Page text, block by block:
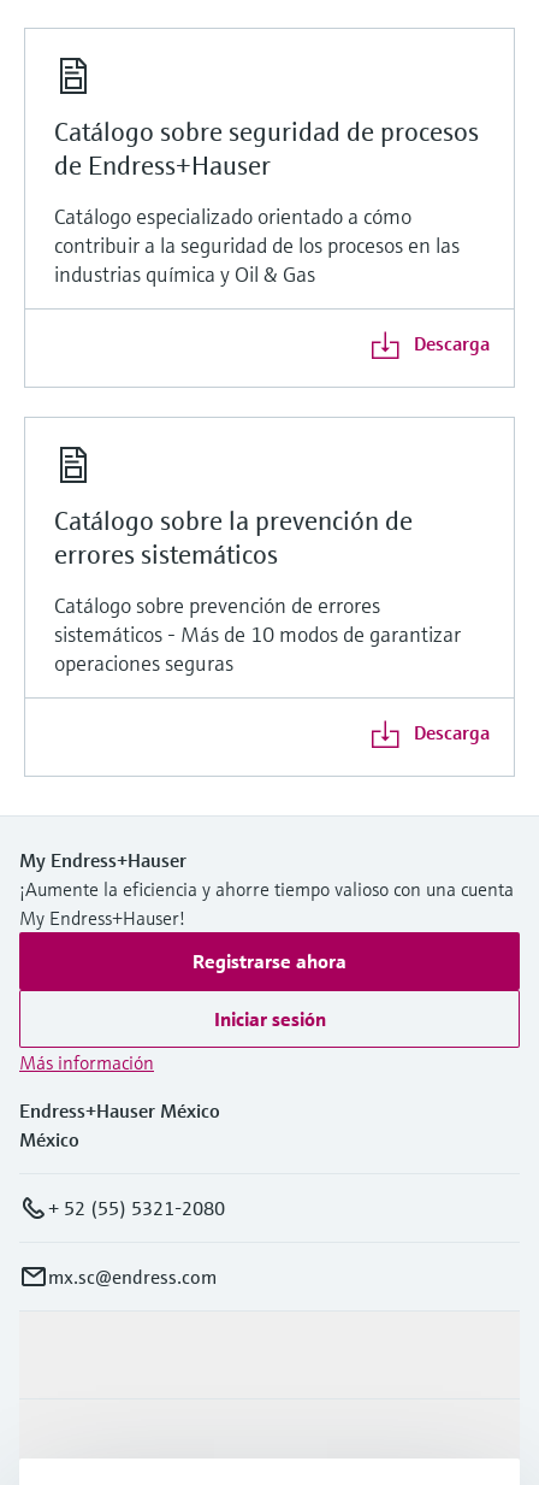
Catálogo sobre seguridad de procesos
de Endress+Hauser
Catálogo especializado orientado a cómo
contribuir a la seguridad de los procesos en las
industrias química y Oil & Gas
Descarga
Catálogo sobre la prevención de
errores sistemáticos
Catálogo sobre prevención de errores
sistemáticos - Más de 10 modos de garantizar
operaciones seguras
Descarga
My Endress+Hauser
¡Aumente la eficiencia y ahorre tiempo valioso con una cuenta
My Endress+Hauser!
Registrarse ahora
Iniciar sesión
Más información
Endress+Hauser México
México
+ 52 (55) 5321-2080
mx.sc@endress.com